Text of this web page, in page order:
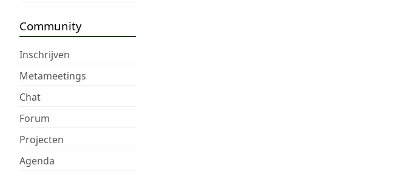
Community
Inschrijven
Metameetings
Chat
Forum
Projecten
Agenda